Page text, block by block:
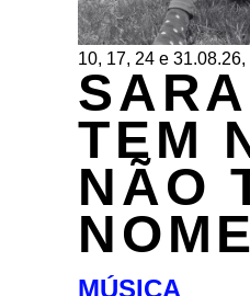
10, 17, 24 e
TEM
NÃO
NOME
MÚSICA